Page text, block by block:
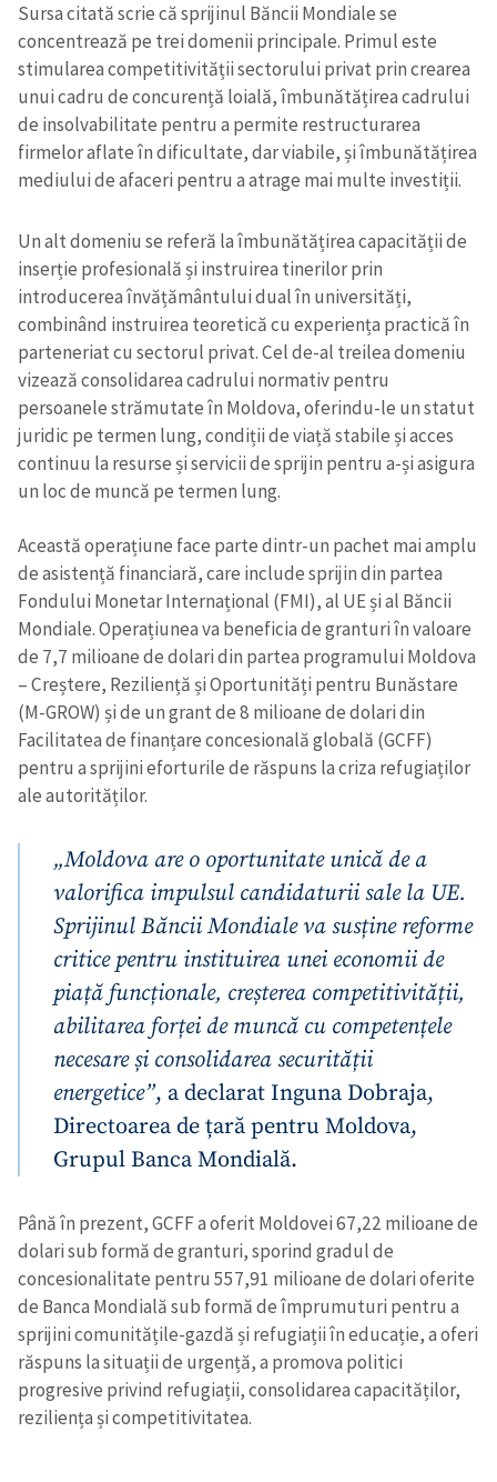
Sursa citată scrie că sprijinul Băncii Mondiale se
concentrează pe trei domenii principale. Primul este
stimularea competitivității sectorului privat prin crearea
unui cadru de concurență loială, îmbunătățirea cadrului
de insolvabilitate pentru a permite restructurarea
firmelor aflate în dificultate, dar viabile, și îmbunătățirea
mediului de afaceri pentru a atrage mai multe investiții.
Un alt domeniu se referă la îmbunătățirea capacității de
inserție profesională și instruirea tinerilor prin
introducerea învățământului dual în universități,
combinând instruirea teoretică cu experiența practică în
parteneriat cu sectorul privat. Cel de-al treilea domeniu
vizează consolidarea cadrului normativ pentru
persoanele strămutate în Moldova, oferindu-le un statut
juridic pe termen lung, condiții de viață stabile și acces
continuu la resurse și servicii de sprijin pentru a-și asigura
un loc de muncă pe termen lung.
Această operațiune face parte dintr-un pachet mai amplu
de asistență financiară, care include sprijin din partea
Fondului Monetar Internațional (FMI), al UE și al Băncii
Mondiale. Operațiunea va beneficia de granturi în valoare
de 7,7 milioane de dolari din partea programului Moldova
– Creștere, Reziliență și Oportunități pentru Bunăstare
(M-GROW) și de un grant de 8 milioane de dolari din
Facilitatea de finanțare concesională globală (GCFF)
pentru a sprijini eforturile de răspuns la criza refugiaților
ale autorităților.
„Moldova are o oportunitate unică de a
valorifica impulsul candidaturii sale la UE.
Sprijinul Băncii Mondiale va susține reforme
critice pentru instituirea unei economii de
piață funcționale, creșterea competitivității,
abilitarea forței de muncă cu competențele
necesare și consolidarea securității
energetice”, a declarat Inguna Dobraja,
Directoarea de țară pentru Moldova,
Grupul Banca Mondială.
Până în prezent, GCFF a oferit Moldovei 67,22 milioane de
dolari sub formă de granturi, sporind gradul de
concesionalitate pentru 557,91 milioane de dolari oferite
de Banca Mondială sub formă de împrumuturi pentru a
sprijini comunitățile-gazdă și refugiații în educație, a oferi
răspuns la situații de urgență, a promova politici
progresive privind refugiații, consolidarea capacităților,
reziliența și competitivitatea.